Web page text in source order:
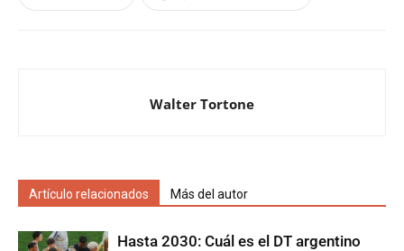
Walter Tortone
Artículo relacionados Más del autor
Hasta 2030: Cuál es el DT argentino